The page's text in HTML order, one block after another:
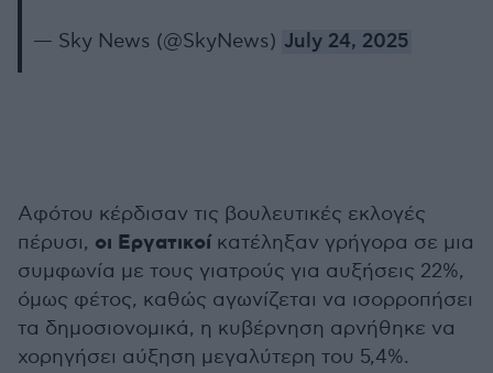
— Sky News (@SkyNews) July 24, 2025
Αφότου κέρδισαν τις βουλευτικές εκλογές
πέρυσι, οι Εργατικοίκατέληξαν γρήγορα σε μια
συμφωνία με τους γιατρούς για αυξήσεις 22%,
όμως φέτος, καθώς αγωνίζεται να ισορροπήσει
τα δημοσιονομικά, η κυβέρνηση αρνήθηκε να
χορηγήσει αύξηση μεγαλύτερη του 5,4%.